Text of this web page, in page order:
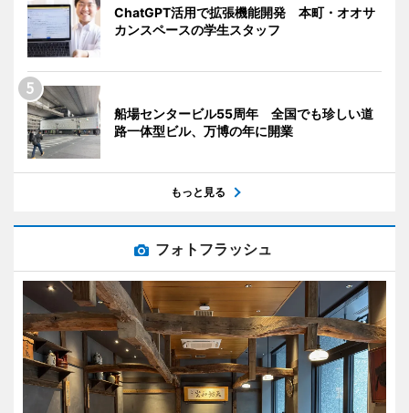
ChatGPT活用で拡張機能開発 本町・オオサ
カンスペースの学生スタッフ
船場センタービル55周年 全国でも珍しい道
路一体型ビル、万博の年に開業
もっと見る
フォトフラッシュ